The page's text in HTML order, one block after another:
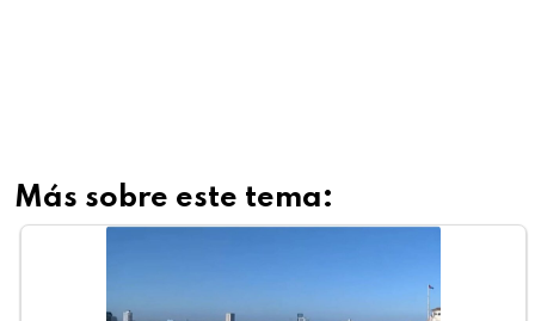
Más sobre este tema: